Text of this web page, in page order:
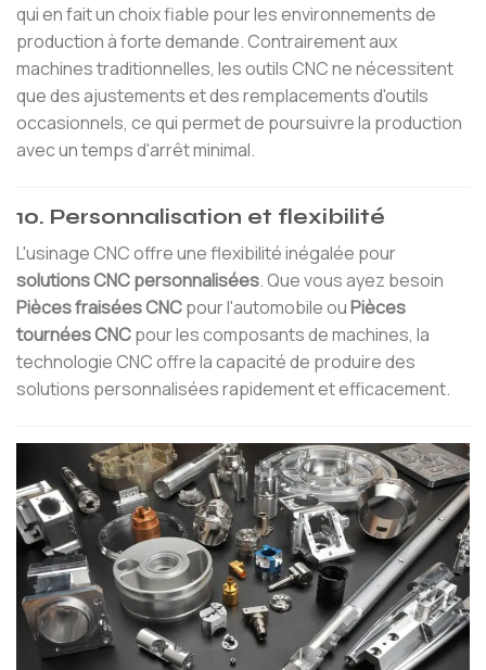
qui en fait un choix fiable pour les environnements de
production à forte demande. Contrairement aux
machines traditionnelles, les outils CNC ne nécessitent
que des ajustements et des remplacements d'outils
occasionnels, ce qui permet de poursuivre la production
avec un temps d'arrêt minimal.
10. Personnalisation et flexibilité
L'usinage CNC offre une flexibilité inégalée pour
solutions CNC personnalisées. Que vous ayez besoin
Pièces fraisées CNCpour l'automobile ouPièces
tournées CNCpour les composants de machines, la
technologie CNC offre la capacité de produire des
solutions personnalisées rapidement et efficacement.